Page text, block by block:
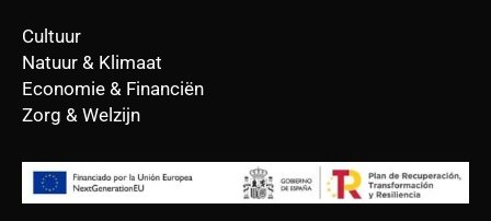
Cultuur
Natuur & Klimaat
Economie & Financiën
Zorg & Welzijn